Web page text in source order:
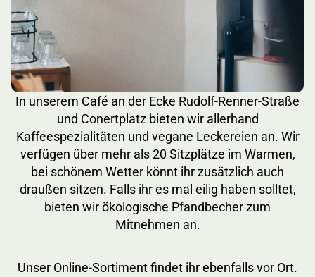
In unserem Café an der Ecke Rudolf-Renner-Straße
und Conertplatz bieten wir allerhand
Kaffeespezialitäten und vegane Leckereien an. Wir
verfügen über mehr als 20 Sitzplätze im Warmen,
bei schönem Wetter könnt ihr zusätzlich auch
draußen sitzen. Falls ihr es mal eilig haben solltet,
bieten wir ökologische Pfandbecher zum
Mitnehmen an.
Unser Online-Sortiment findet ihr ebenfalls vor Ort.